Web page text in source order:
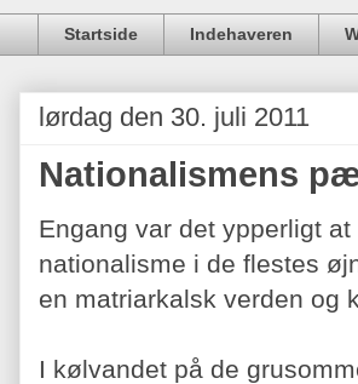
Startside Indehaveren
lørdag den 30. juli 2011
Nationalismens
Engang var det ypperligt
nationalisme i de flestes
en matriarkalsk verden og
I kølvandet på de